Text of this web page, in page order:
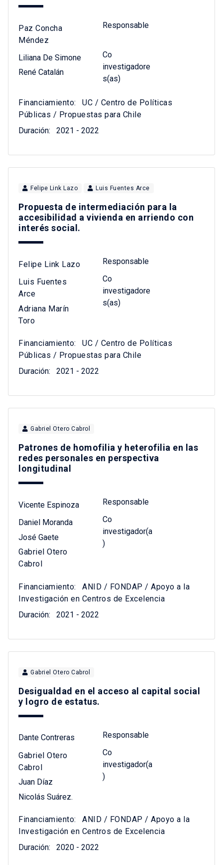
Paz Concha
Méndez
Responsable
Liliana De Simone
René Catalán
Co
investigadore
s(as)
Financiamiento:
UC / Centro de Políticas
Públicas / Propuestas para Chile
Duración:
2021 - 2022
Felipe Link Lazo Luis Fuentes Arce
Propuesta de intermediación para la
accesibilidad a vivienda en arriendo con
interés social.
Felipe Link Lazo Responsable
Luis Fuentes
Arce
Adriana Marín
Toro
Co
investigadore
s(as)
Financiamiento:
UC / Centro de Políticas
Públicas / Propuestas para Chile
Duración:
2021 - 2022
Gabriel Otero Cabrol
Patrones de homofilia y heterofilia en las
redes personales en perspectiva
longitudinal
Vicente Espinoza Responsable
Daniel Moranda
José Gaete
Gabriel Otero
Cabrol
Co
investigador(a
)
Financiamiento:
ANID / FONDAP / Apoyo a la
Investigación en Centros de Excelencia
Duración:
2021 - 2022
Gabriel Otero Cabrol
Desigualdad en el acceso al capital social
y logro de estatus.
Dante Contreras Responsable
Gabriel Otero
Cabrol
Juan Díaz
Nicolás Suárez.
Co
investigador(a
)
Financiamiento:
ANID / FONDAP / Apoyo a la
Investigación en Centros de Excelencia
Duración:
2020 - 2022